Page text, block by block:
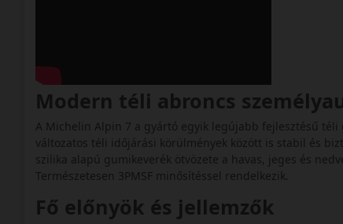
Modern téli abroncs
A Michelin Alpin 7 a gyártó egyik legújabb fejlesztésű
változatos téli időjárási körülmények között is stabil és
szilika alapú gumikeverék ötvözete a havas, jeges és
Természetesen 3PMSF minősítéssel rendelkezik.
Fő előnyök és jellemzők